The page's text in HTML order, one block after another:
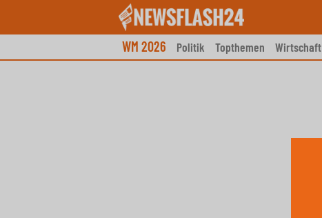
WM 2026 Politik Topthemen Wirtschaft